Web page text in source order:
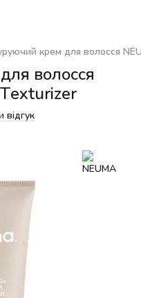
крем для волосся
волосся
відгук